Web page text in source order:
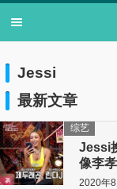
Jessi
最新文章
Jessi
像李
综艺
2020年